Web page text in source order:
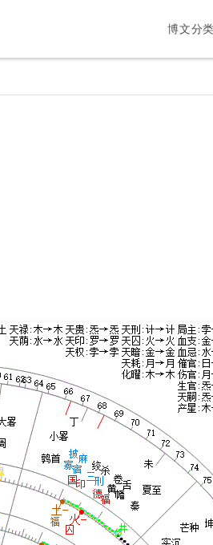
博文分类